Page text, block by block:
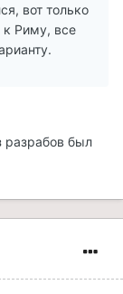
вот только
к Риму, все
разрабов был